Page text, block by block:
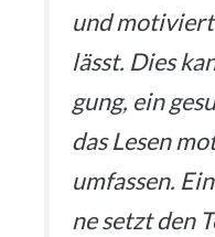
und moti­viert
lässt. Dies
gung, ein
das Lesen
umfas­sen.
ne setzt den